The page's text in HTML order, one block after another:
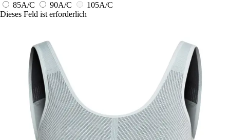
85A/C
90A/C
105A/C
Dieses Feld ist erforderlich